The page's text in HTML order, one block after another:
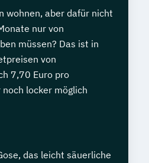
wohnen, aber dafür nicht
nur von
müssen? Das ist in
von
7,70 Euro pro
locker möglich
das leicht säuerliche